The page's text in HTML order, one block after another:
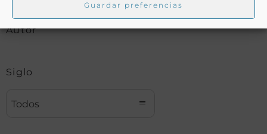
Guardar preferencias
Autor
Siglo
Todos